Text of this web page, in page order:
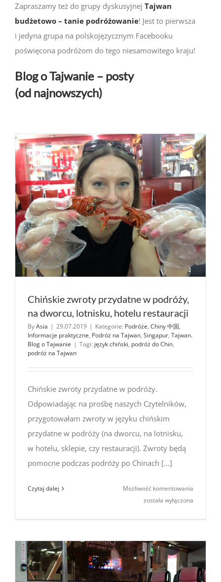
Zapraszamy też do grupy dyskusyjnej Tajwan
budżetowo – tanie podróżowanie! Jest to pierwsza
i jedyna grupa na polskojęzycznym Facebooku
poświęcona podróżom do tego niesamowitego kraju!
Blog o Tajwanie – posty
(od najnowszych)
Chińskie zwroty przydatne w podróży,
na dworcu, lotnisku, hotelu restauracji
ByAsia | 29.07.2019 | Kategorie: Podróże, Chiny 中国,
Informacje praktyczne, Podróż na Tajwan, Singapur, Tajwan.
Blog o Tajwanie | Tagi: język chiński, podróż do Chin,
podróż na Tajwan
Chińskie zwroty przydatne w podróży.
Odpowiadając na prośbę naszych Czytelników,
przygotowałam zwroty w języku chińskim
przydatne w podróży (na dworcu, na lotnisku,
w hotelu, sklepie, czy restauracji). Zwroty będą
pomocne podczas podróży po Chinach [...]
Czytaj dalej Możliwość komentowania
lotnisku,
hotelu
została wyłączona